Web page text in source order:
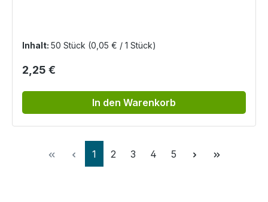
Inhalt: 50 Stück (0,05 € / 1 Stück)
Regulärer Preis:
2,25 €
In den Warenkorb
Seite
1 Seite
2 Seite
3 Seite
4 Seite
5